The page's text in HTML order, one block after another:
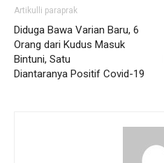
Artikulli paraprak
Diduga Bawa Varian Baru, 6
Orang dari Kudus Masuk
Bintuni, Satu
Diantaranya Positif Covid-19